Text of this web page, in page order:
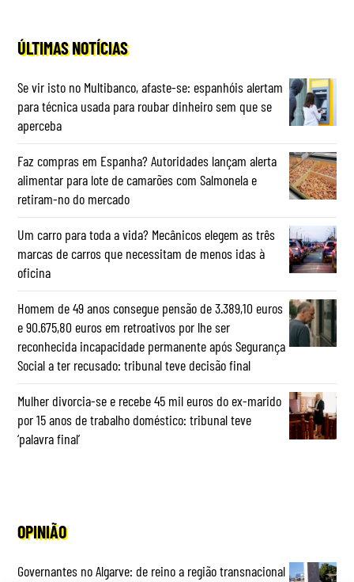
ÚLTIMAS NOTÍCIAS
Se vir isto no Multibanco, afaste-se: espanhóis alertam
para técnica usada para roubar dinheiro sem que se
aperceba
Faz compras em Espanha? Autoridades lançam alerta
alimentar para lote de camarões com Salmonela e
retiram-no do mercado
Um carro para toda a vida? Mecânicos elegem as três
marcas de carros que necessitam de menos idas à
oficina
Homem de 49 anos consegue pensão de 3.389,10 euros
e 90.675,80 euros em retroativos por lhe ser
reconhecida incapacidade permanente após Segurança
Social a ter recusado: tribunal teve decisão final
Mulher divorcia-se e recebe 45 mil euros do ex-marido
por 15 anos de trabalho doméstico: tribunal teve
‘palavra final’
OPINIÃO
Governantes no Algarve: de reino a região transnacional